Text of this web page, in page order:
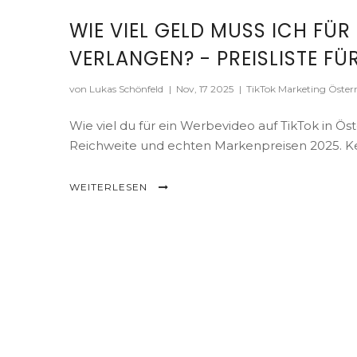
WIE VIEL GELD MUSS ICH
VERLANGEN? - PREISLISTE
von Lukas Schönfeld | Nov, 17 2025 | TikTok Marketing
Wie viel du für ein Werbevideo auf TikTok in
Reichweite und echten Markenpreisen 2025.
WEITERLESEN